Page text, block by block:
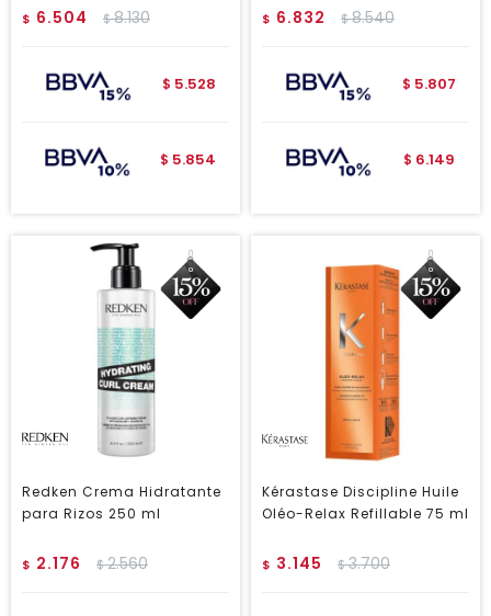
$ 6.504 $8.130
$ 5.528
$ 5.854
$ 6.832 $8.540
$ 5.807
$ 6.149
Redken Crema Hidratante
para Rizos 250 ml
$ 2.176 $2.560
Kérastase Discipline Huile
Oléo-Relax Refillable 75 ml
$ 3.145 $3.700